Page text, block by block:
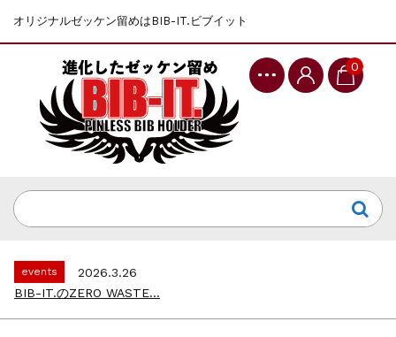
オリジナルゼッケン留めはBIB-IT.ビブイット
0
events
2025.10.1
第46回 丹波篠山ABCマラソン...
上尾シティハーフマラソン2026 記念T...
events
2026.6.23
events
2026.3.26
BIB-IT.のZERO WASTE...